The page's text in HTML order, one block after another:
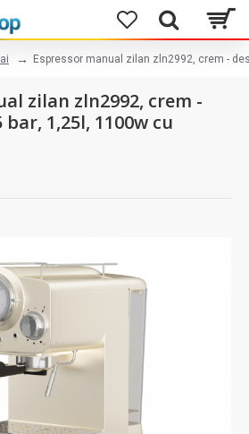
Espressor manual zilan zln2992, crem -
zilan zln2992, crem -
1,25l, 1100w cu